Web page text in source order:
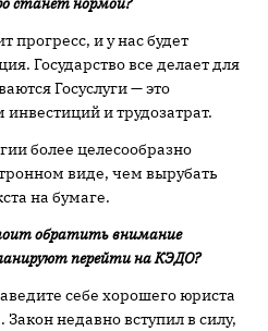
прогресс, и у нас будет
Государство все делает для
Госуслуги — это
и трудозатрат.
более целесообразно
виде, чем вырубать
на бумаге.
обратить внимание
перейти на КЭДО?
себе хорошего юриста
недавно вступил в силу,